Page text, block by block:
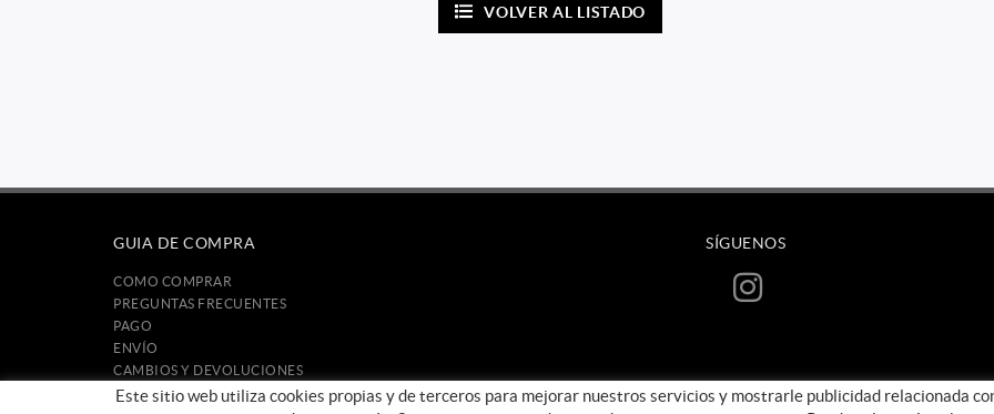
VOLVER AL LISTADO
GUIA DE COMPRA
COMO COMPRAR
PREGUNTAS FRECUENTES
PAGO
ENVÍO
CAMBIOS Y DEVOLUCIONES
SÍGUENOS
Este sitio web utiliza cookies propias y de terceros para mejorar nuestros servicios y mostrarle publicidad relacionada